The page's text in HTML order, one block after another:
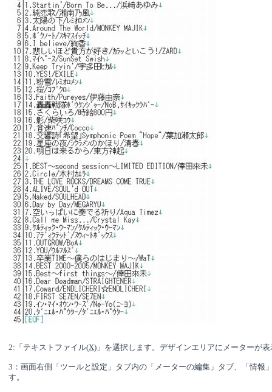
2:「テキストファイル(X)」を選択します。デザインエリアにメーターが
3：画面右側「ツールと設定」タブ内の「メーターの編集」タブ、「情報
す。